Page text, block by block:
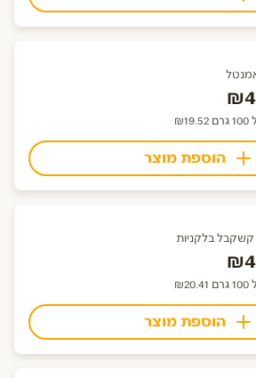
הוספת מוצר
קשקבל בלקניות
הוספת מוצר